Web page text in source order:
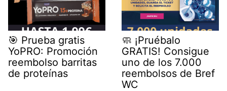
🎯 Prueba gratis
YoPRO: Promoción
reembolso barritas
de proteínas
🧼 ¡Pruébalo
GRATIS! Consigue
uno de los 7.000
reembolsos de Bref
WC